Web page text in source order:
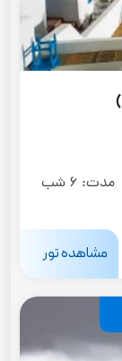
مدت: 6 شب
مشاهده تور